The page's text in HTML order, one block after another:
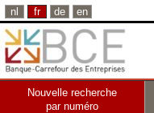
nl fr de en
Nouvelle recherche
par numéro